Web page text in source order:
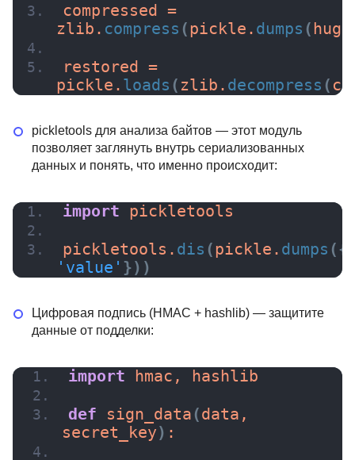
compressed =
zlib. compress (pickle. dumps (
restored =
pickle. loads ( zlib. decompress (
pickletools для анализа байтов — этот модуль
позволяет заглянуть внутрь сериализованных
данных и понять, что именно происходит:
import pickletools
pickletools. dis (pickle. dumps ({
'value' }))
Цифровая подпись (HMAC + hashlib) — защитите
данные от подделки:
import hmac, hashlib
def sign_data (data,
secret_key) :